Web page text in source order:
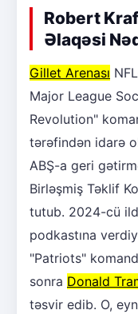
Robert
Əlaqəsi
Gillet Arenası
Major League
Revolution"
tərəfindən idarə
ABŞ-a geri
Birləşmiş Təklif
tutub. 2024-cü
podkastına
"Patriots"
sonra Donald
təsvir edib. O,